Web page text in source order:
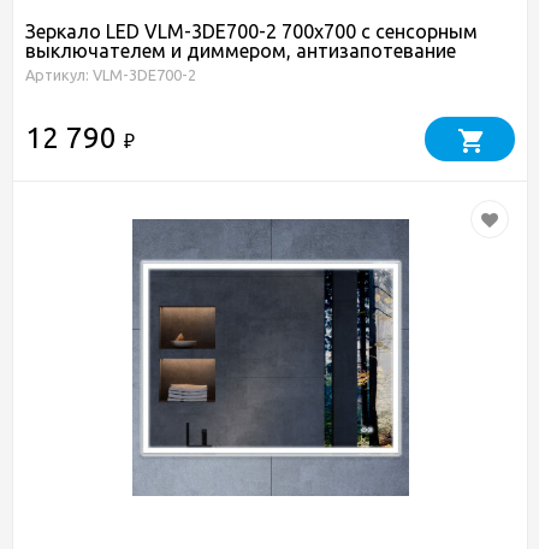
Зеркало LED VLM-3DE700-2 700x700 c сенсорным
выключателем и диммером, антизапотевание
Артикул: VLM-3DE700-2
12 790 ₽